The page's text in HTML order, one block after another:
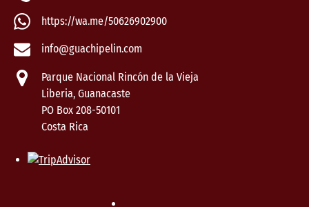
https://wa.me/50626902900
info@guachipelin.com
Parque Nacional Rincón de la Vieja
Liberia, Guanacaste
PO Box 208-50101
Costa Rica